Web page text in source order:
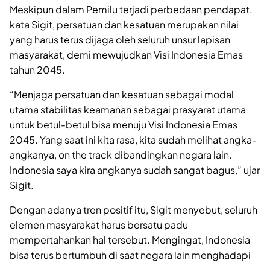
Meskipun dalam Pemilu terjadi perbedaan pendapat,
kata Sigit, persatuan dan kesatuan merupakan nilai
yang harus terus dijaga oleh seluruh unsur lapisan
masyarakat, demi mewujudkan Visi Indonesia Emas
tahun 2045.
“Menjaga persatuan dan kesatuan sebagai modal
utama stabilitas keamanan sebagai prasyarat utama
untuk betul-betul bisa menuju Visi Indonesia Emas
2045. Yang saat ini kita rasa, kita sudah melihat angka-
angkanya, on the track dibandingkan negara lain.
Indonesia saya kira angkanya sudah sangat bagus,” ujar
Sigit.
Dengan adanya tren positif itu, Sigit menyebut, seluruh
elemen masyarakat harus bersatu padu
mempertahankan hal tersebut. Mengingat, Indonesia
bisa terus bertumbuh di saat negara lain menghadapi